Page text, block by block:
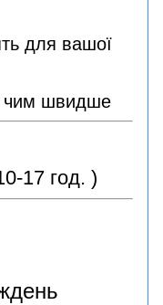
для вашої
чим швидше
17 год. )